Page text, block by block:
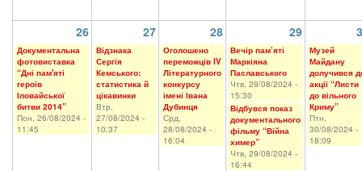
26 27 28 29
Документальна
фотовиставка
“Дні пам'яті
героїв
Іловайської
битви 2014”
Пон, 26/08/2024 -
11:45
Відзнака
Сергія
Кемського:
статистика й
цікавинки
Втр,
27/08/2024 -
10:37
Оголошено
переможців IV
Літературного
конкурсу
імені Івана
Дубинця
Срд,
28/08/2024 -
16:04
Вечір пам’яті
Маркіяна
Паславського
Чтв, 29/08/2024 -
15:30
Відбувся показ
документального
фільму “Війна
химер”
Чтв, 29/08/2024 -
16:44
Музей
Майдану
долучився
акції “Листи
до вільного
Криму”
Птн,
30/08/2024 -
18:09